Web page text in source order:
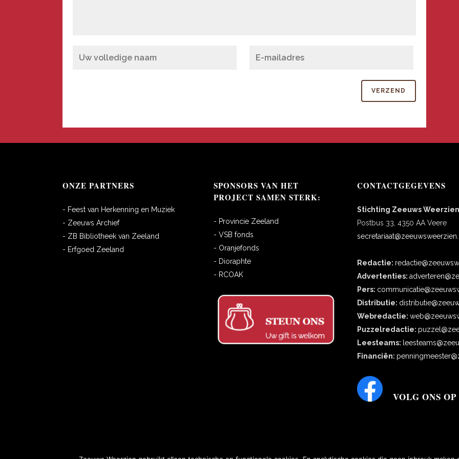
ONZE PARTNERS
- Feest van Herkenning en Muziek
- Zeeuws Archief
- ZB Bibliotheek van Zeeland
- Erfgoed Zeeland
SPONSORS VAN HET
PROJECT SAMEN STERK:
- Provincie Zeeland
- VSB fonds
- Oranjefonds
- Dioraphte
- RCOAK
CONTACTGEGEVENS
Stichting Zeeuws Weerzien
Postbus 33, 4350 AA Veere
Redactie:
Advertenties:
Pers:
Distributie:
Webredactie:
Puzzelredactie:
Leesteams:
Financiën:
VOLG ONS